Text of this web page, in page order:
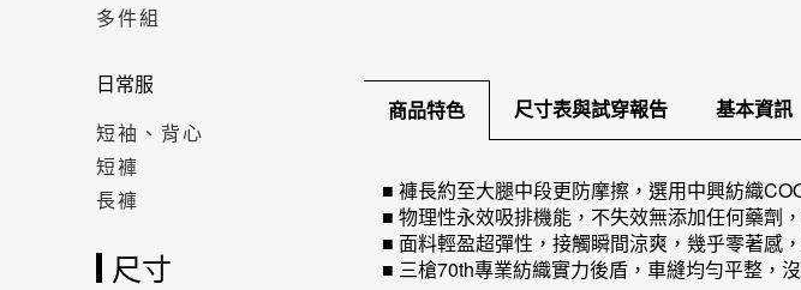
多件組
日常服
短袖、背心
短褲
長褲
尺寸
商品特色 尺寸表與試穿報告 基本資訊
■ 褲長約至大腿中段更防摩擦，選用中興紡織
■ 物理性永效吸排機能，不失效無添加任何藥劑
■ 面料輕盈超彈性，接觸瞬間涼爽，幾乎零著感
■ 三槍70th專業紡織實力後盾，車縫均勻平整，